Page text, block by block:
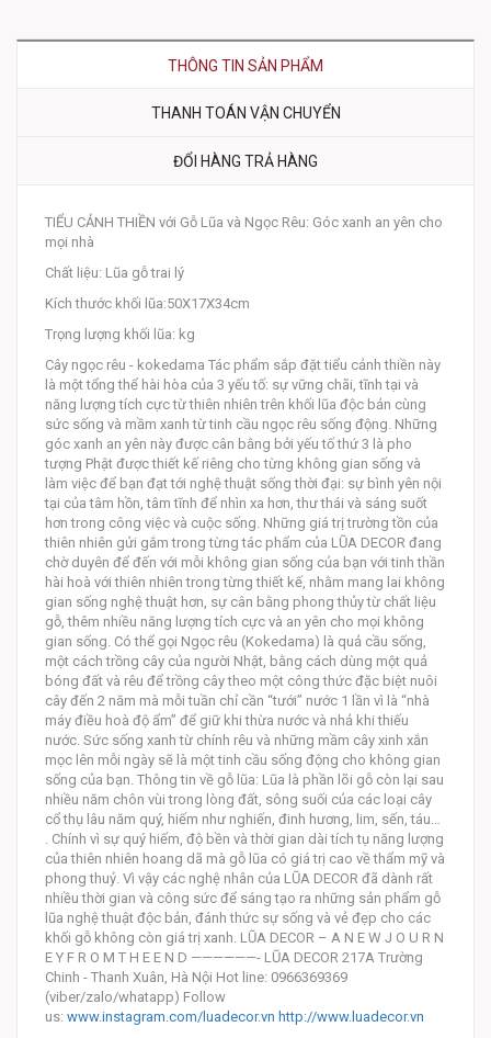
THÔNG TIN SẢN PHẨM
THANH TOÁN VẬN CHUYỂN
ĐỔI HÀNG TRẢ HÀNG
TIỂU CẢNH THIỀN với Gỗ Lũa và Ngọc Rêu: Góc xanh an yên cho
mọi nhà
Chất liệu: Lũa gỗ trai lý
Kích thước khối lũa:50X17X34cm
Trọng lượng khối lũa: kg
Cây ngọc rêu - kokedama Tác phẩm sắp đặt tiểu cảnh thiền này
là một tổng thể hài hòa của 3 yếu tố: sự vững chãi, tĩnh tại và
năng lượng tích cực từ thiên nhiên trên khối lũa độc bản cùng
sức sống và mầm xanh từ tinh cầu ngọc rêu sống động. Những
góc xanh an yên này được cân bằng bởi yếu tố thứ 3 là pho
tượng Phật được thiết kế riêng cho từng không gian sống và
làm việc để bạn đạt tới nghệ thuật sống thời đại: sự bình yên nội
tại của tâm hồn, tâm tĩnh để nhìn xa hơn, thư thái và sáng suốt
hơn trong công việc và cuộc sống. Những giá trị trường tồn của
thiên nhiên gửi gắm trong từng tác phẩm của LŨA DECOR đang
chờ duyên để đến với mỗi không gian sống của bạn với tinh thần
hài hoà với thiên nhiên trong từng thiết kế, nhằm mang lai không
gian sống nghệ thuật hơn, sự cân bằng phong thủy từ chất liệu
gỗ, thêm nhiều năng lượng tích cực và an yên cho mọi không
gian sống. Có thể gọi Ngọc rêu (Kokedama) là quả cầu sống,
một cách trồng cây của người Nhật, bằng cách dùng một quả
bóng đất và rêu để trồng cây theo một công thức đặc biệt nuôi
cây đến 2 năm mà mỗi tuần chỉ cần “tưới” nước 1 lần vì là “nhà
máy điều hoà độ ẩm” để giữ khi thừa nước và nhả khi thiếu
nước. Sức sống xanh từ chính rêu và những mầm cây xinh xắn
mọc lên mỗi ngày sẽ là một tinh cầu sống động cho không gian
sống của bạn. Thông tin về gỗ lũa: Lũa là phần lõi gỗ còn lại sau
nhiều năm chôn vùi trong lòng đất, sông suối của các loại cây
cổ thụ lâu năm quý, hiếm như nghiến, đinh hương, lim, sến, táu…
. Chính vì sự quý hiếm, độ bền và thời gian dài tích tụ năng lượng
của thiên nhiên hoang dã mà gỗ lũa có giá trị cao về thẩm mỹ và
phong thuỷ. Vì vậy các nghệ nhân của LŨA DECOR đã dành rất
nhiều thời gian và công sức để sáng tạo ra những sản phẩm gỗ
lũa nghệ thuật độc bản, đánh thức sự sống và vẻ đẹp cho các
khối gỗ không còn giá trị xanh. LŨA DECOR – A N E W J O U R N
E Y F R O M T H E E N D ——————- LŨA DECOR 217A Trường
Chinh - Thanh Xuân, Hà Nội Hot line: 0966369369
(viber/zalo/whatapp) Follow
us: www.instagram.com/luadecor.vn http://www.luadecor.vn